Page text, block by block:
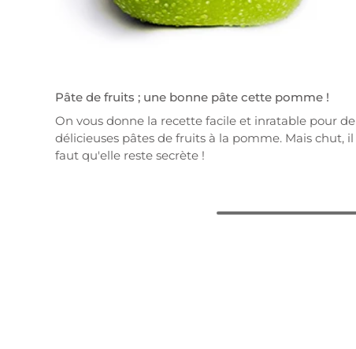
Pâte de fruits ; une bonne pâte cette pomme !
On vous donne la recette facile et inratable pour de
délicieuses pâtes de fruits à la pomme. Mais chut, il
faut qu'elle reste secrète !